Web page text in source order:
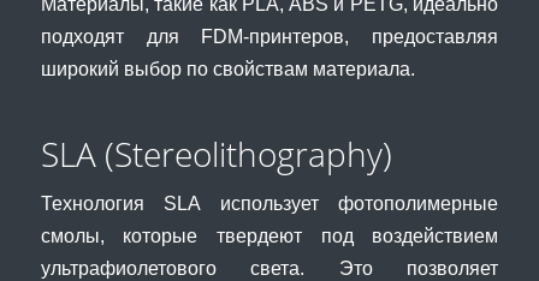
подходят для FDM-принтеров, предоставляя
широкий выбор по свойствам материала.
SLA (Stereolithography)
Технология SLA использует фотополимерные
смолы, которые твердеют под воздействием
ультрафиолетового света. Это позволяет